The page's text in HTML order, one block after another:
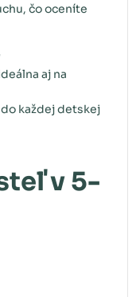
čo oceníte
aj na
každej detskej
v 5-